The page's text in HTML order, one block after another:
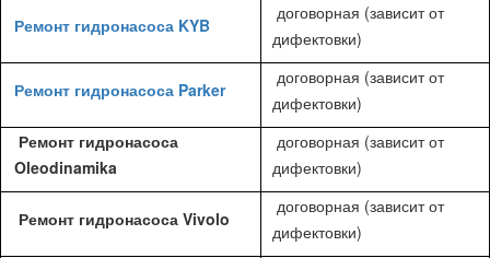
Ремонт гидронасоса KYB
договорная (зависит от
дифектовки)
Ремонт гидронасоса Parker
договорная (зависит от
дифектовки)
Ремонт гидронасоса
Oleodinamika
договорная (зависит от
дифектовки)
Ремонт гидронасоса Vivolo
договорная (зависит от
дифектовки)